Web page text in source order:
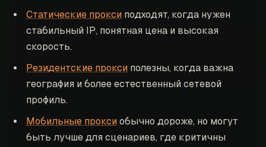
Статические прокси подходят, когда нужен
стабильный IP, понятная цена и высокая
скорость.
Резидентские прокси полезны, когда важна
география и более естественный сетевой
профиль.
Мобильные прокси обычно дороже, но могут
быть лучше для сценариев, где критичны